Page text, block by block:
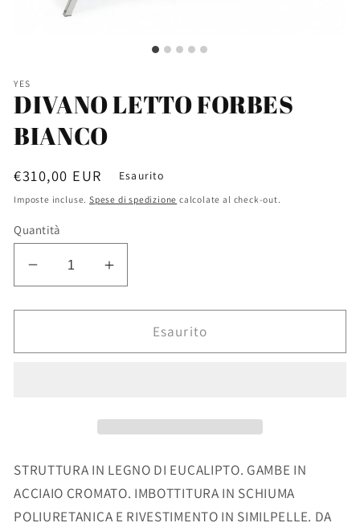
YES
DIVANO LETTO FORBES
BIANCO
Prezzo
di
€310,00 EUR Esaurito
Imposte incluse. Spese di spedizione calcolate al check-out.
Quantità
Diminuisci
quantità
per
LETTO
Aumenta
quantità
per
DIVANO
LETTO
Esaurito
STRUTTURA IN LEGNO DI EUCALIPTO. GAMBE IN
ACCIAIO CROMATO. IMBOTTITURA IN SCHIUMA
POLIURETANICA E RIVESTIMENTO IN SIMILPELLE. DA